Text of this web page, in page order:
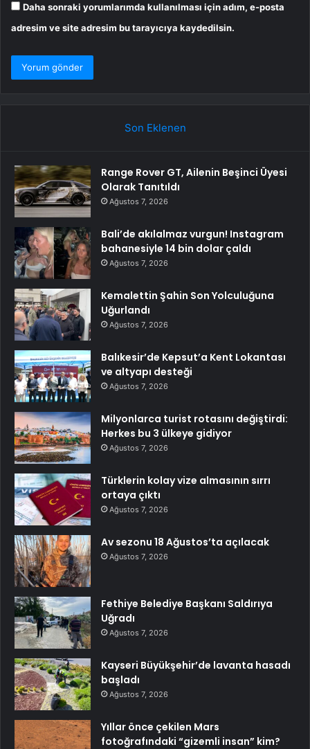
Daha sonraki yorumlarımda kullanılması için adım, e-posta
adresim ve site adresim bu tarayıcıya kaydedilsin.
Son Eklenen
Range Rover GT, Ailenin Beşinci Üyesi
Olarak Tanıtıldı
Ağustos 7, 2026
Bali’de akılalmaz vurgun! Instagram
bahanesiyle 14 bin dolar çaldı
Ağustos 7, 2026
Kemalettin Şahin Son Yolculuğuna
Uğurlandı
Ağustos 7, 2026
Balıkesir’de Kepsut’a Kent Lokantası
ve altyapı desteği
Ağustos 7, 2026
Milyonlarca turist rotasını değiştirdi:
Herkes bu 3 ülkeye gidiyor
Ağustos 7, 2026
Türklerin kolay vize almasının sırrı
ortaya çıktı
Ağustos 7, 2026
Av sezonu 18 Ağustos’ta açılacak
Ağustos 7, 2026
Fethiye Belediye Başkanı Saldırıya
Uğradı
Ağustos 7, 2026
Kayseri Büyükşehir’de lavanta hasadı
başladı
Ağustos 7, 2026
Yıllar önce çekilen Mars
fotoğrafındaki “gizemli insan” kim?